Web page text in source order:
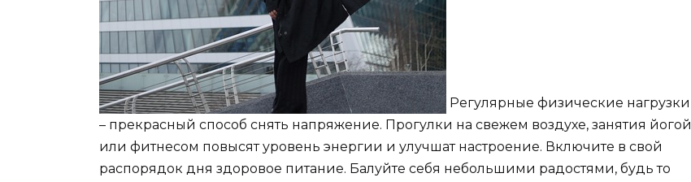
Регулярные физические нагрузки
– прекрасный способ снять напряжение. Прогулки на свежем воздухе, занятия йогой
или фитнесом повысят уровень энергии и улучшат настроение. Включите в свой
распорядок дня здоровое питание. Балуйте себя небольшими радостями, будь то